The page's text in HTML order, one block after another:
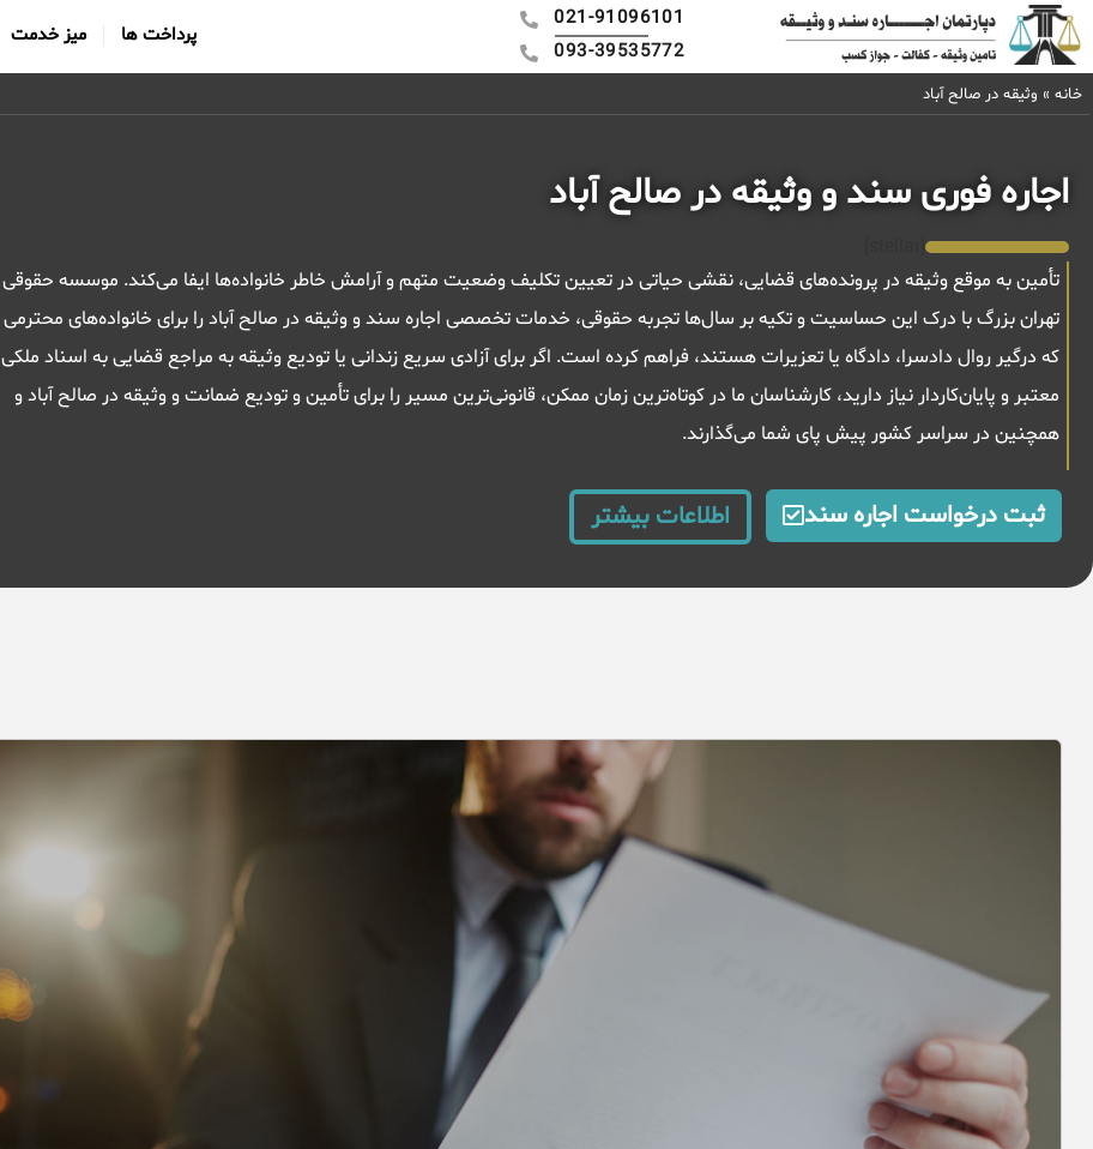
021-91096101
093-39535772
پرداخت ها میز خدمت
خانه » وثیقه در صالح آباد
اجاره فوری سند و وثیقه در صالح آباد
تأمین به موقع وثیقه در پرونده‌های قضایی، نقشی حیاتی در تعیین تکلیف وضعیت متهم و آرامش خاطر خانواده‌ها ایفا می‌کند. موسسه حقوقی
تهران بزرگ با درک این حساسیت و تکیه بر سال‌ها تجربه حقوقی، خدمات تخصصی اجاره سند و وثیقه در صالح آباد را برای خانواده‌های محترمی
که درگیر روال دادسرا، دادگاه یا تعزیرات هستند، فراهم کرده است. اگر برای آزادی سریع زندانی یا تودیع وثیقه به مراجع قضایی به اسناد ملکی
معتبر و پایان‌کاردار نیاز دارید، کارشناسان ما در کوتاه‌ترین زمان ممکن، قانونی‌ترین مسیر را برای تأمین و تودیع ضمانت و وثیقه در صالح آباد و
همچنین در سراسر کشور پیش پای شما می‌گذارند.
ثبت درخواست اجاره سند اطلاعات بیشتر